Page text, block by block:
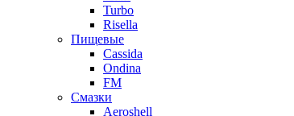
Turbo
Risella
Пищевые
Cassida
Ondina
FM
Смазки
Aeroshell